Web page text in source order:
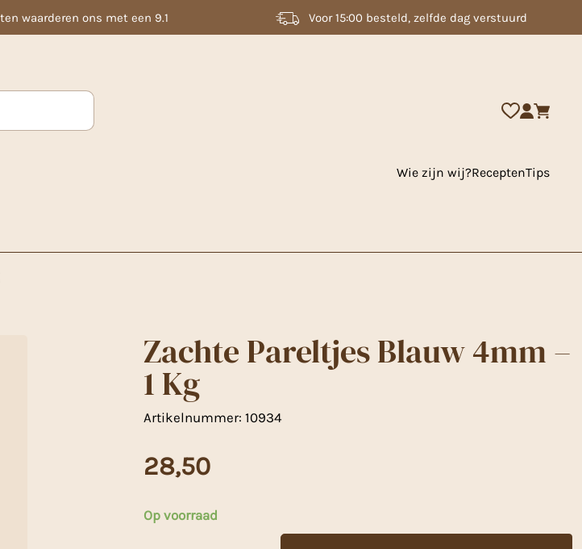
Laag geprijsd 2000 + artikelen uit voorraad leverbaar
Wie zijn wij?ReceptenTips
Zachte Pareltjes Blauw 4mm –
1 Kg
Artikelnummer: 10934
28,50
Op voorraad